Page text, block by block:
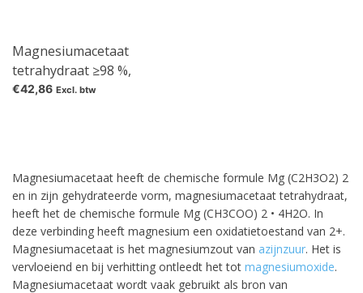
Magnesiumacetaat
tetrahydraat ≥98 %,
Ph.Eur., extra pure
€42,86 Excl. btw
Magnesiumacetaat heeft de chemische formule Mg (C2H3O2) 2
en in zijn gehydrateerde vorm, magnesiumacetaat tetrahydraat,
heeft het de chemische formule Mg (CH3COO) 2 • 4H2O. In
deze verbinding heeft magnesium een oxidatietoestand van 2+.
Magnesiumacetaat is het magnesiumzout van azijnzuur. Het is
vervloeiend en bij verhitting ontleedt het tot magnesiumoxide.
Magnesiumacetaat wordt vaak gebruikt als bron van